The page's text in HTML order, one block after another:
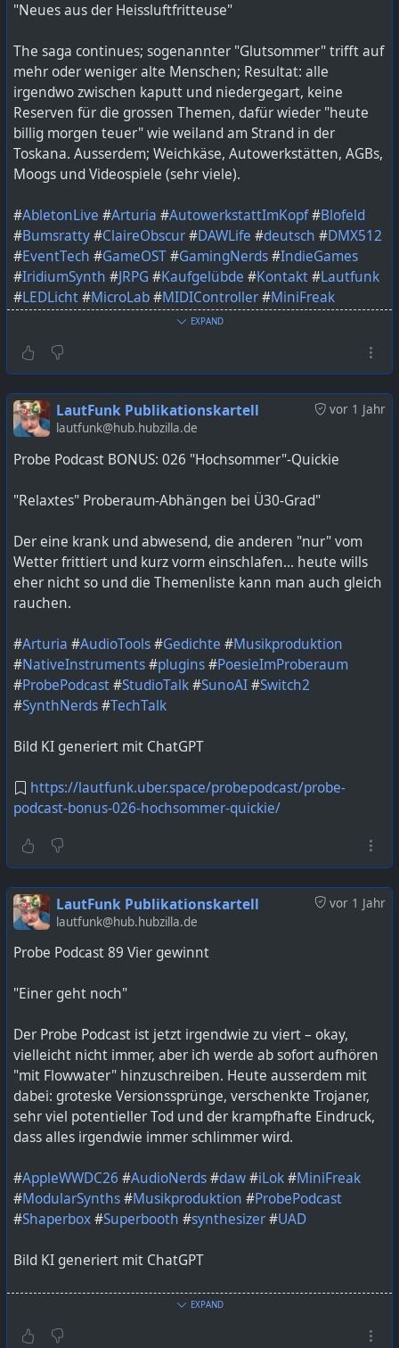
#AlesisAndromeda#ArturiaPolyBrute
#Industriedesign
Bild KI generiert mit ChatGPT
https://lautfunk.uber.space/probepodcast/probe-
podcast-100-axel-hartmann/
"Neues aus der Heissluftfritteuse"
The saga continues; sogenannter "Glutsommer" trifft auf
mehr oder weniger alte Menschen; Resultat: alle
irgendwo zwischen kaputt und niedergegart, keine
Reserven für die grossen Themen, dafür wieder "heute
billig morgen teuer" wie weiland am Strand in der
Toskana. Ausserdem; Weichkäse, Autowerkstätten, AGBs,
Moogs und Videospiele (sehr viele).
#AbletonLive #Arturia #AutowerkstattImKopf#Blofeld
#Bumsratty#ClaireObscur#DAWLife #deutsch #DMX512
#EventTech #GameOST#GamingNerds#IndieGames
#IridiumSynth #JRPG #Kaufgelübde #Kontakt#Lautfunk
#LEDLicht#MicroLab#MIDIController#MiniFreak
MusicProduction#
Podcast
podcasting
#PodcastLiebe#podcastmakers#podcastshow
#Polybrute#ProbePodcast#SkyrimMusic#SlackTitten
#Sommerloch#sounddesign#StageLighting
#synthesizer
#VSTPlugins# WaldorfSynth#XenobladeChronicles
Bild KI generiert mit ChatGPT
https://lautfunk.uber.space/probepodcast/probe-
podcast-bonus-027-proberaum-gelaber-am-limit/
EXPAND
vor 1 Jahr
LautFunk Publikationskartell
lautfunk@hub.hubzilla.de
Probe Podcast BONUS: 026 "Hochsommer"-Quickie
"Relaxtes" Proberaum-Abhängen bei Ü30-Grad"
Der eine krank und abwesend, die anderen "nur" vom
Wetter frittiert und kurz vorm einschlafen... heute wills
eher nicht so und die Themenliste kann man auch gleich
rauchen.
#Arturia #AudioTools#Gedichte #Musikproduktion
#NativeInstruments#plugins#PoesieImProberaum
#ProbePodcast#StudioTalk#SunoAI#Switch2
#SynthNerds#TechTalk
Bild KI generiert mit ChatGPT
https://lautfunk.uber.space/probepodcast/probe-
podcast-bonus-026-hochsommer-quickie/
vor 1 Jahr
LautFunk Publikationskartell
lautfunk@hub.hubzilla.de
Probe Podcast 89 Vier gewinnt
"Einer geht noch"
Der Probe Podcast ist jetzt irgendwie zu viert – okay,
vielleicht nicht immer, aber ich werde ab sofort aufhören
"mit Flowwater" hinzuschreiben. Heute ausserdem mit
dabei: groteske Versionssprünge, verschenkte Trojaner,
sehr viel potentieller Tod und der krampfhafte Eindruck,
dass alles irgendwie immer schlimmer wird.
#AppleWWDC26 #AudioNerds#daw#iLok#MiniFreak
#ModularSynths#Musikproduktion #ProbePodcast
#Shaperbox#Superbooth #synthesizer#UAD
Bild KI generiert mit ChatGPT
https://lautfunk.uber.space/probepodcast/probe-
EXPAND